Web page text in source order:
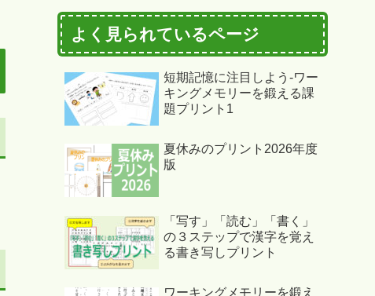
よく見られているページ
短期記憶に注目しよう-ワー
キングメモリーを鍛える課
題プリント1
夏休みのプリント2026年度
版
「写す」「読む」「書く」
の３ステップで漢字を覚え
る書き写しプリント
ワーキングメモリーを鍛え